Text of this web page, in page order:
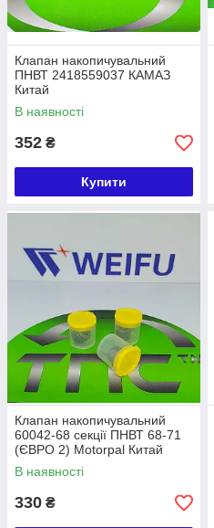
Клапан накопичувальний
ПНВТ 2418559037 КАМАЗ
Китай
В наявності
352 ₴
Купити
Клапан накопичувальний
60042-68 секції ПНВТ 68-71
(ЄВРО 2) Motorpal Китай
В наявності
330 ₴